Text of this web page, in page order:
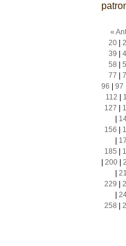
«
20|
39
58
77
96
97
112
127
156
185
200|
229
258